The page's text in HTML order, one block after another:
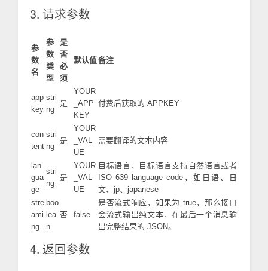
3. 请求参数
参
数
名
参
数
类
型
是
否
必
须
默认值备注
app
key
stri
ng
是
YOUR
_APP
KEY
付费后获取的 APPKEY
con
tent
stri
ng
是
YOUR
_VAL
UE
需要翻译的文本内容
lan
gua
ge
stri
ng
是
YOUR
_VAL
UE
目标语言，目标语言支持自然语言或者
ISO 639 language code，如日语、日
文、jp、japanese
stre
ami
ng
boo
lea
n
否 false
是否流式响应，如果为 true，那么接口
会流式输出纯文本，在最后一个消息输
出完整结果的 JSON。
4. 返回参数